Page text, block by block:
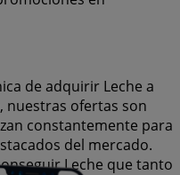
de adquirir Leche a
nuestras ofertas son
constantemente para
del mercado.
Leche que tanto